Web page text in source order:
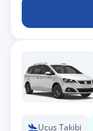
Uçuş Takibi